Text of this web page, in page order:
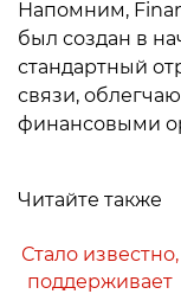
Напомним,
был создан в
стандартный
связи,
финансовыми
Читайте также
Стало известно,
поддерживает